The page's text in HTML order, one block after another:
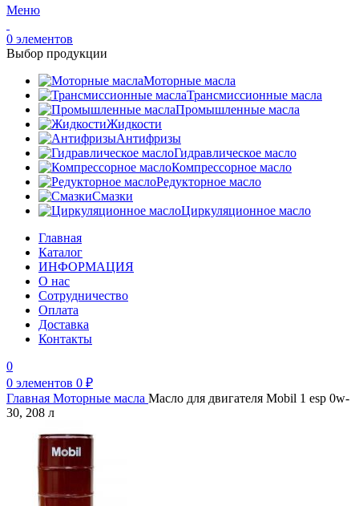
Меню
0 элементов
Выбор продукции
Моторные масла
Трансмиссионные масла
Промышленные масла
Жидкости
Антифризы
Гидравлическое масло
Компрессорное масло
Редукторное масло
Смазки
Циркуляционное масло
Главная
Каталог
ИНФОРМАЦИЯ
О нас
Сотрудничество
Оплата
Доставка
Контакты
0
0 элементов 0 ₽
Главная Моторные масла Масло для двигателя Mobil 1 esp 0w-
30, 208 л